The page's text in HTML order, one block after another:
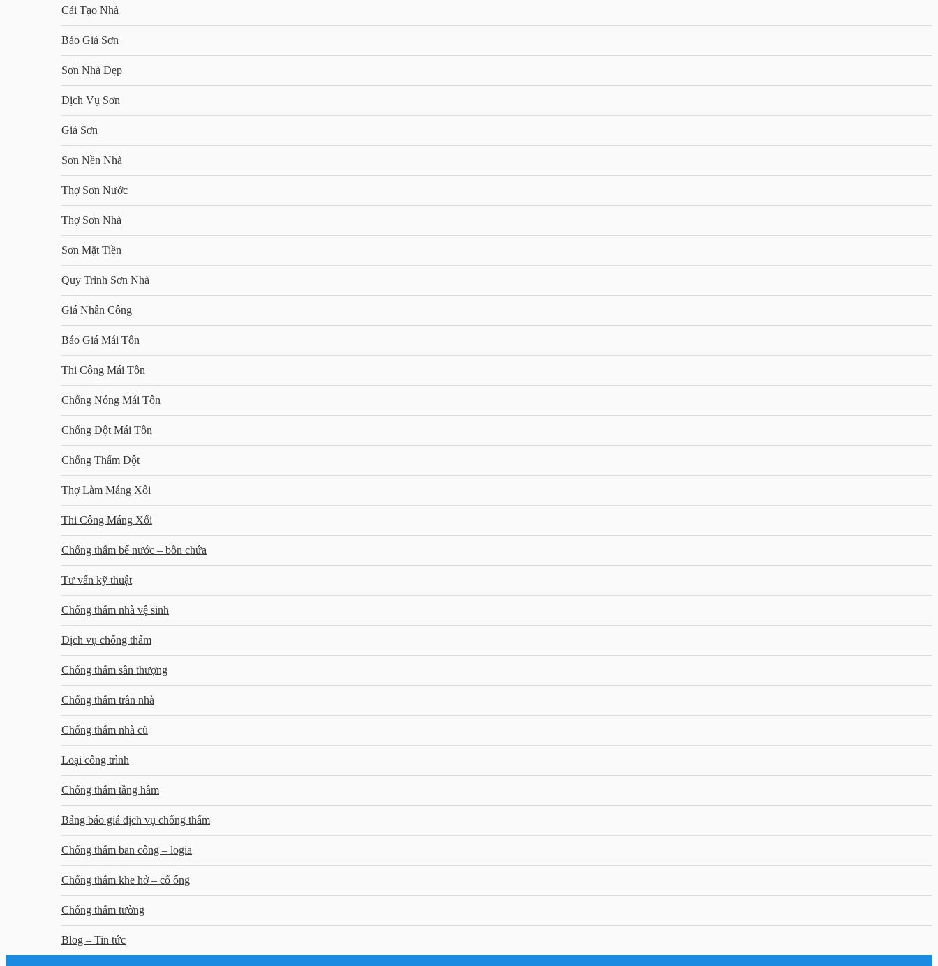
Cải Tạo Nhà
Báo Giá Sơn
Sơn Nhà Đẹp
Dịch Vụ Sơn
Giá Sơn
Sơn Nền Nhà
Thợ Sơn Nước
Thợ Sơn Nhà
Sơn Mặt Tiền
Quy Trình Sơn Nhà
Giá Nhân Công
Báo Giá Mái Tôn
Thi Công Mái Tôn
Chống Nóng Mái Tôn
Chống Dột Mái Tôn
Chống Thấm Dột
Thợ Làm Máng Xối
Thi Công Máng Xối
Chống thấm bể nước – bồn chứa
Tư vấn kỹ thuật
Chống thấm nhà vệ sinh
Dịch vụ chống thấm
Chống thấm sân thượng
Chống thấm trần nhà
Chống thấm nhà cũ
Loại công trình
Chống thấm tầng hầm
Bảng báo giá dịch vụ chống thấm
Chống thấm ban công – logia
Chống thấm khe hở – cổ ống
Chống thấm tường
Blog – Tin tức